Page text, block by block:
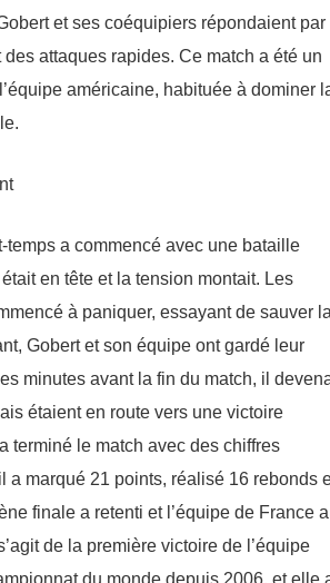
et ses coéquipiers répondaient par
attaques rapides. Ce match a été un
américaine, habituée à dominer
temps a commencé avec une bataille
en tête et la tension montait. Les
à paniquer, essayant de sauver
Gobert et son équipe ont gardé leur
minutes avant la fin du match, il
étaient en route vers une victoire
terminé le match avec des chiffres
a marqué 21 points, réalisé 16 rebonds
finale a retenti et l’équipe de France a
de la première victoire de l’équipe
du monde depuis 2006, et elle